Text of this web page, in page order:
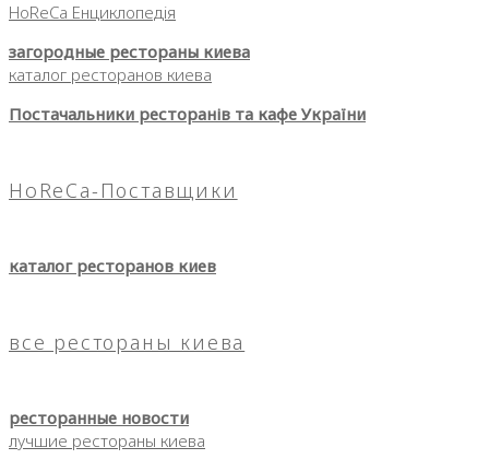
HoReCa Енциклопедія
загородные рестораны киева
каталог ресторанов киева
Постачальники ресторанів та кафе України
HoReCa-Поставщики
каталог ресторанов киев
все рестораны киева
ресторанные новости
лучшие рестораны киева